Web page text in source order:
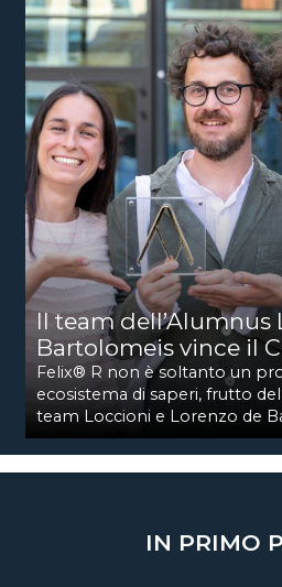
Il team dell’Alumnus
Bartolomeis vince il
Felix® R non è soltanto un
ecosistema di saperi, frutto
team Loccioni e Lorenzo de
IN PRIMO